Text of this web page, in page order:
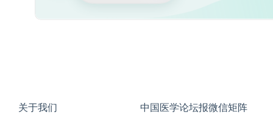
关于我们 中国医学论坛报微信矩阵